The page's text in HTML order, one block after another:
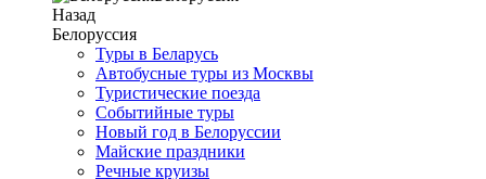
Назад
Белоруссия
Туры в Беларусь
Автобусные туры из Москвы
Туристические поезда
Событийные туры
Новый год в Белоруссии
Майские праздники
Речные круизы